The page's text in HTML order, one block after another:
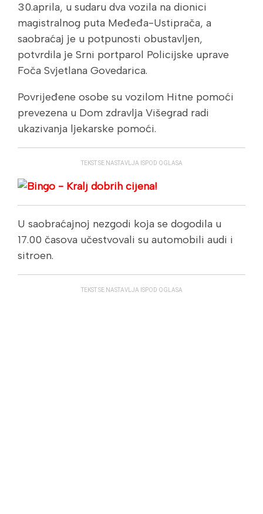
30.aprila, u sudaru dva vozila na dionici
magistralnog puta Međeđa-Ustiprača, a
saobraćaj je u potpunosti obustavljen,
potvrdila je Srni portparol Policijske uprave
Foča Svjetlana Govedarica.
Povrijeđene osobe su vozilom Hitne pomoći
prevezena u Dom zdravlja Višegrad radi
ukazivanja ljekarske pomoći.
TEKST SE NASTAVLJA ISPOD OGLASA
U saobraćajnoj nezgodi koja se dogodila u
17.00 časova učestvovali su automobili audi i
sitroen.
TEKST SE NASTAVLJA ISPOD OGLASA